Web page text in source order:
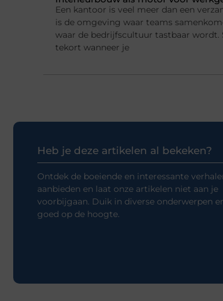
Een kantoor is veel meer dan een
is de omgeving waar teams
waar de bedrijfscultuur tastbaar wordt.
tekort wanneer je
Heb je deze artikelen al bekeken?
Ontdek de boeiende en interessante
aanbieden en laat onze artikelen niet aan je
voorbijgaan. Duik in diverse onderwerpen
goed op de hoogte.